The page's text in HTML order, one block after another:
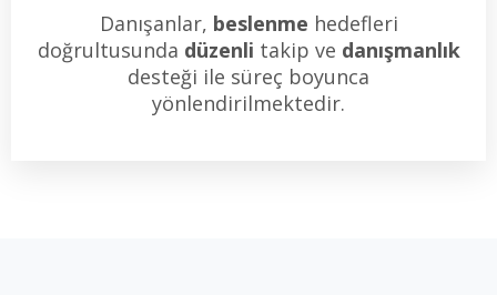
Danışanlar, beslenme hedefleri
doğrultusunda düzenli takip ve danışmanlık
desteği ile süreç boyunca
yönlendirilmektedir.